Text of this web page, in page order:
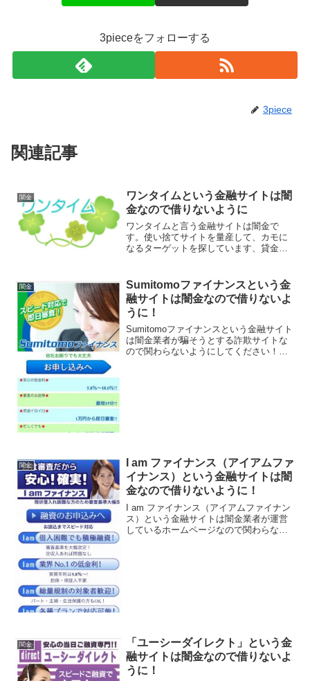
3pieceをフォローする
3piece
関連記事
闇金
ワンタイムという金融サイトは闇
金なので借りないように
ワンタイムと言う金融サイトは闇金で
す。使い捨てサイトを量産して、カモに
なるターゲットを探しています、貸金会
業者なので、絶対に申し込まないように
してください。今現在金融庁...
闇金
Sumitomoファイナンスという金
融サイトは闇金なので借りないよ
うに！
Sumitomoファイナンスという金融サイト
は闇金業者が騙そうとする詐欺サイトな
ので関わらないようにしてください！ス
闇金
I am ファイナンス（アイアムファ
イナンス）という金融サイトは闇
金なので借りないように！
I am ファイナンス（アイアムファイナン
ス）という金融サイトは闇金業者が運営
しているホームページなので関わらない
闇金
「ユーシーダイレクト」という金
融サイトは闇金なので借りないよ
うに！